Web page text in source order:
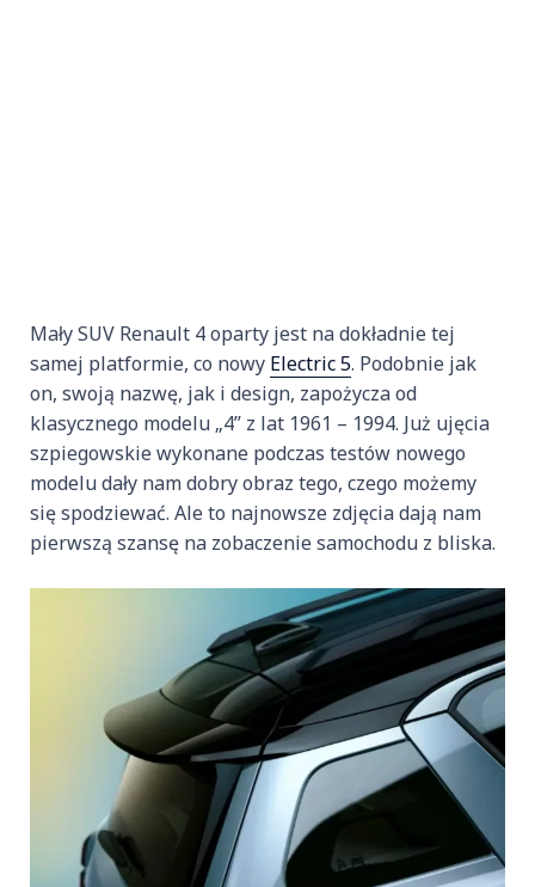
Mały SUV Renault 4 oparty jest na dokładnie tej
samej platformie, co nowy Electric 5. Podobnie jak
on, swoją nazwę, jak i design, zapożycza od
klasycznego modelu „4” z lat 1961 – 1994. Już ujęcia
szpiegowskie wykonane podczas testów nowego
modelu dały nam dobry obraz tego, czego możemy
się spodziewać. Ale to najnowsze zdjęcia dają nam
pierwszą szansę na zobaczenie samochodu z bliska.